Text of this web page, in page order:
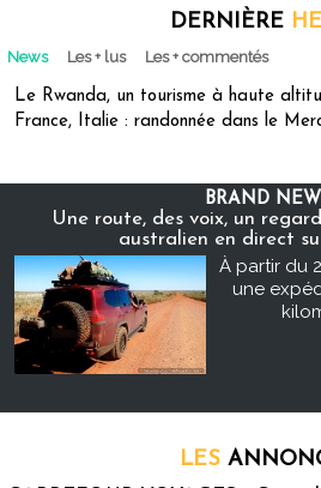
DERNIÈRE
News Les + lus Les + commentés
Le Rwanda, un tourisme à haute
France, Italie : randonnée dans le
BRAND
Une route, des voix, un
australien en direct
À partir du
une
LES